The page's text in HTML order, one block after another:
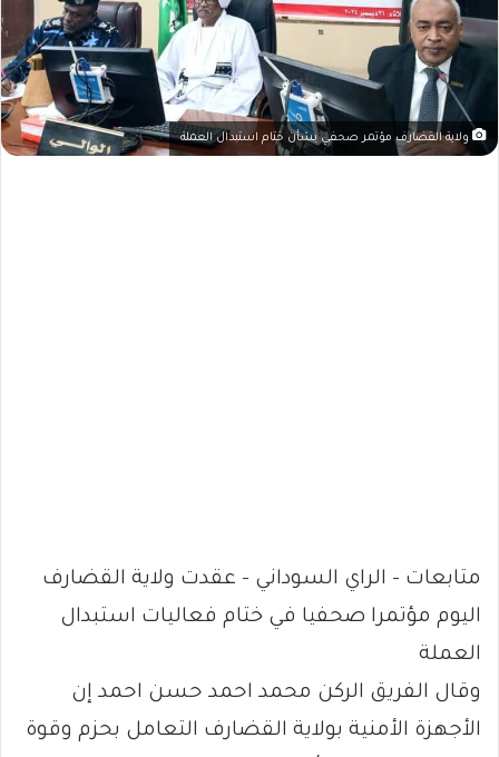
ولاية القضارف مؤتمر صحفي بشأن ختام استبدال العملة
متابعات – الراي السوداني – عقدت ولاية القضارف
اليوم مؤتمرا صحفيا في ختام فعاليات استبدال
العملة
وقال الفريق الركن محمد احمد حسن احمد إن
الأجهزة الأمنية بولاية القضارف التعامل بحزم وقوة